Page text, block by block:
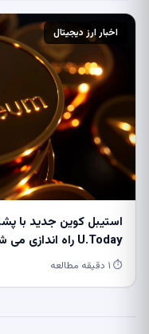
اخبار ارز دیجیتال
استیبل کوین جدید با
U.Today راه اندازی می شود
⏱ ۱ دقیقه مطالعه